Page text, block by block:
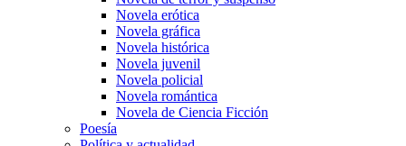
Novela erótica
Novela gráfica
Novela histórica
Novela juvenil
Novela policial
Novela romántica
Novela de Ciencia Ficción
Poesía